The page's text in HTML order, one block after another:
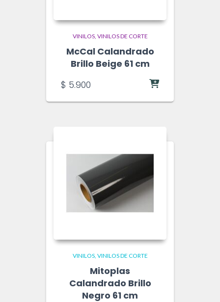
VINILOS VINILOS DE CORTE
McCal Calandrado
Brillo Beige 61 cm
$ 5.900
VINILOS VINILOS DE CORTE
Mitoplas
Calandrado Brillo
Negro 61 cm